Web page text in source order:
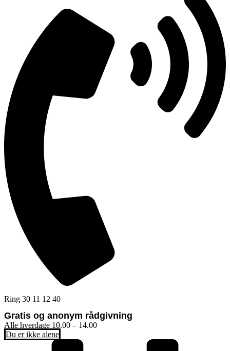
Ring 30 11 12 40
Gratis og anonym rådgivning
Alle hverdage 10.00 – 14.00
Du er ikke alene